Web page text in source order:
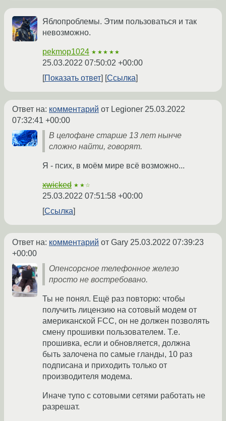
Яблопроблемы. Этим пользоваться и так
невозможно.
pekmop1024 ★★★★★
25.03.2022 07:50:02 +00:00
Показать ответ
Ссылка
Ответ на: комментарий от Legioner 25.03.2022
07:32:41 +00:00
В целофане старше 13 лет нынче
сложно найти, говорят.
Я - псих, в моём мире всё возможно...
xwicked ★★☆
25.03.2022 07:51:58 +00:00
Ссылка
Ответ на: комментарий от Gary 25.03.2022 07:39:23
+00:00
Опенсорсное телефонное железо
просто не востребовано.
Ты не понял. Ещё раз повторю: чтобы
получить лицензию на сотовый модем от
американской FCC, он не должен позволять
смену прошивки пользователем. Т.е.
прошивка, если и обновляется, должна
быть залочена по самые гланды, 10 раз
подписана и приходить только от
производителя модема.
Иначе тупо с сотовыми сетями работать не
разрешат.